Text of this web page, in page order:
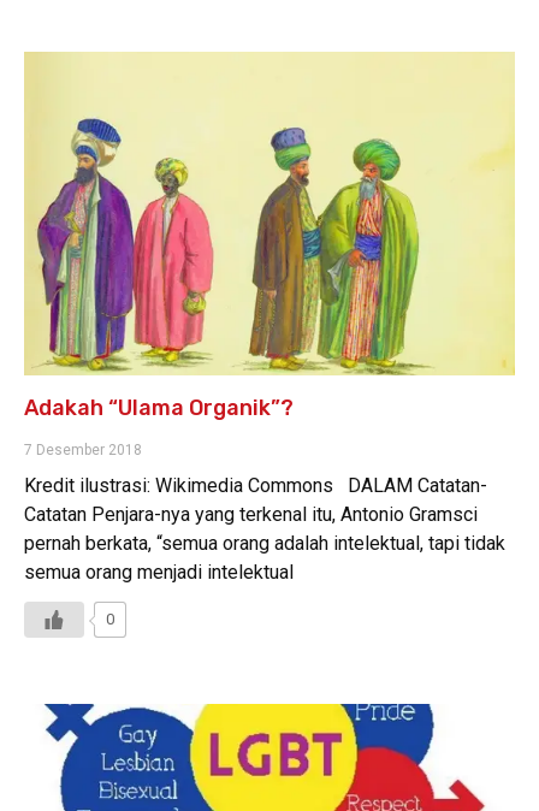
Adakah “Ulama Organik”?
7 Desember 2018
Kredit ilustrasi: Wikimedia Commons DALAM Catatan-
Catatan Penjara-nya yang terkenal itu, Antonio Gramsci
pernah berkata, “semua orang adalah intelektual, tapi tidak
semua orang menjadi intelektual
0